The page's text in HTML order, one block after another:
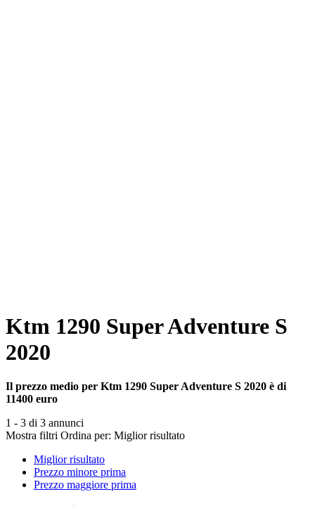
Ktm 1290 Super Adventure S
2020
Il prezzo medio per Ktm 1290 Super Adventure S 2020 è di
11400 euro
1 - 3 di 3 annunci
Mostra filtri Ordina per: Miglior risultato
Miglior risultato
Prezzo minore prima
Prezzo maggiore prima